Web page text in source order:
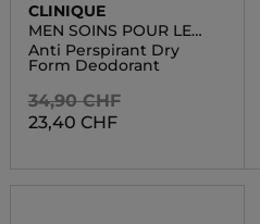
CLINIQUE
MEN SOINS POUR LE
CORPS
Anti Perspirant Dry
Form Deodorant
34,90 CHF
23,40 CHF